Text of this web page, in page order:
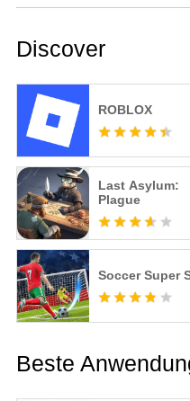
Discover
ROBLOX
Last Asylum:
Plague
Soccer Super
Beste